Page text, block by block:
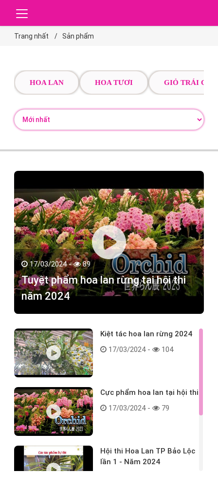
Trang nhất Sản phẩm
HOA LAN HOA TƯƠI GIỎ TRÁI CÂY
17/03/2024 - 89
Tuyệt phẩm hoa lan rừng tại hội thi
năm 2024
Kiệt tác hoa lan rừng 2024
17/03/2024 -
104
Cực phẩm hoa lan tại hội thi
17/03/2024 -
79
Hội thi Hoa Lan TP Bảo Lộc
lần 1 - Năm 2024